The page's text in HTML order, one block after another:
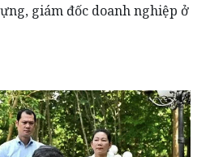
giám đốc doanh nghiệp ở